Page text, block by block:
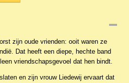
zijn oude vrienden: ooit waren ze
Dat heeft een diepe, hechte band
vriendschapsgevoel dat hen bindt.
en zijn vrouw Liedewij ervaart dat